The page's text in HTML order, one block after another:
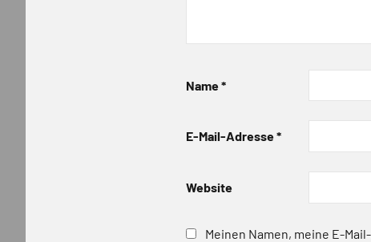
Name*
E-Mail-Adresse*
Website
Meinen Namen, meine E-